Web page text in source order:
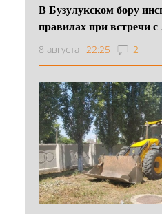
В Бузулукском бору
правилах при встречи с
8 августа 22:25 2